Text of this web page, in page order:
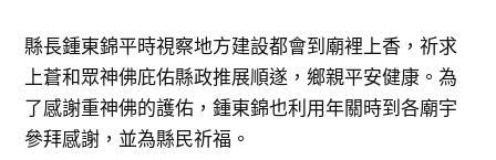
縣長鍾東錦平時視察地方建設都會到廟裡上香，祈求
上蒼和眾神佛庇佑縣政推展順遂，鄉親平安健康。為
了感謝重神佛的護佑，鍾東錦也利用年關時到各廟宇
參拜感謝，並為縣民祈福。